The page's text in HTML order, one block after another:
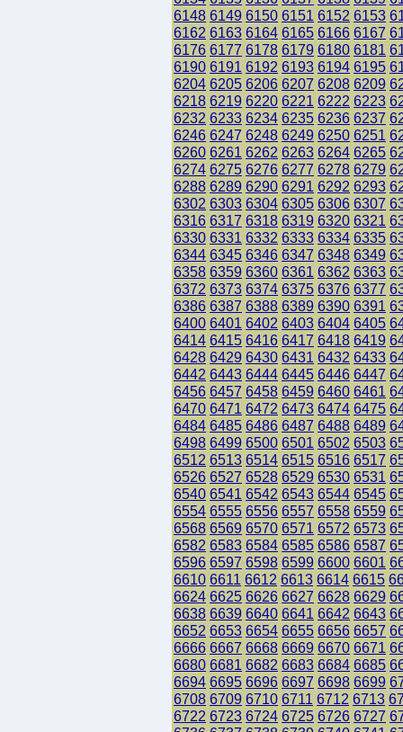
6148 6149 6150 6151 6152 6153
6162 6163 6164 6165 6166 6167
6176 6177 6178 6179 6180 6181
6190 6191 6192 6193 6194 6195
6204 6205 6206 6207 6208 6209
6218 6219 6220 6221 6222 6223
6232 6233 6234 6235 6236 6237
6246 6247 6248 6249 6250 6251
6260 6261 6262 6263 6264 6265
6274 6275 6276 6277 6278 6279
6288 6289 6290 6291 6292 6293
6302 6303 6304 6305 6306 6307
6316 6317 6318 6319 6320 6321
6330 6331 6332 6333 6334 6335
6344 6345 6346 6347 6348 6349
6358 6359 6360 6361 6362 6363
6372 6373 6374 6375 6376 6377
6386 6387 6388 6389 6390 6391
6400 6401 6402 6403 6404 6405
6414 6415 6416 6417 6418 6419
6428 6429 6430 6431 6432 6433
6442 6443 6444 6445 6446 6447
6456 6457 6458 6459 6460 6461
6470 6471 6472 6473 6474 6475
6484 6485 6486 6487 6488 6489
6498 6499 6500 6501 6502 6503
6512 6513 6514 6515 6516 6517
6526 6527 6528 6529 6530 6531
6540 6541 6542 6543 6544 6545
6554 6555 6556 6557 6558 6559
6568 6569 6570 6571 6572 6573
6582 6583 6584 6585 6586 6587
6596 6597 6598 6599 6600 6601
6610 6611 6612 6613 6614 6615
6624 6625 6626 6627 6628 6629
6638 6639 6640 6641 6642 6643
6652 6653 6654 6655 6656 6657
6666 6667 6668 6669 6670 6671
6680 6681 6682 6683 6684 6685
6694 6695 6696 6697 6698 6699
6708 6709 6710 6711 6712 6713
6722 6723 6724 6725 6726 6727